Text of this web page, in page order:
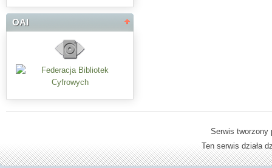
OAI
Serwis
Ten serwis działa